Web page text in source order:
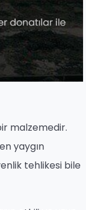
malzemedir.
yaygın
tehlikesi bile